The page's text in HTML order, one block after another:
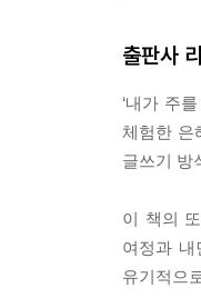
070 멋진
075 이웃
077 그리
079 생일(
084 오월
086 아들
089 주말
출판사
‘내가 주
체험한 은
글쓰기 방
이 책의
여정과
유기적으